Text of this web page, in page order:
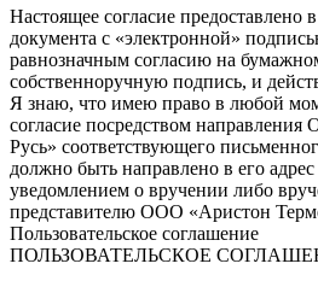
Настоящее согласие предоставлено
документа с «электронной»
равнозначным согласию на
собственноручную подпись, и
Я знаю, что имею право в любой
согласие посредством
Русь» соответствующего
должно быть направлено в его
уведомлением о вручении либо
представителю ООО «Аристон
Пользовательское соглашение
ПОЛЬЗОВАТЕЛЬСКОЕ